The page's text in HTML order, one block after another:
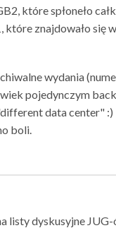
które spłoneło
które znajdowało
wydania
pojedynczym
data center"
boli.
listy dyskusyjne